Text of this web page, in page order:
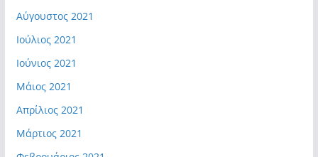
Αύγουστος 2021
Ιούλιος 2021
Ιούνιος 2021
Μάιος 2021
Απρίλιος 2021
Μάρτιος 2021